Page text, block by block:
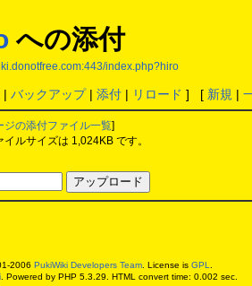
への添付
index.php?hiro
| バックアップ| 添付| リロード ] [ 新規 |
ジの添付ファイル一覧
ルサイズは 1,024KB です。
2006 PukiWiki Developers Team. License is GPL
. Powered by PHP 5.3.29. HTML convert time: 0.002 sec.